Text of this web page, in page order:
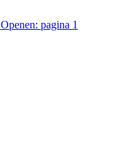
Openen: pagina 1